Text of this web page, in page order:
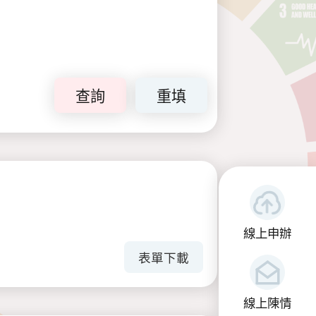
線上申辦
線上陳情
查詢 重填
表單下載